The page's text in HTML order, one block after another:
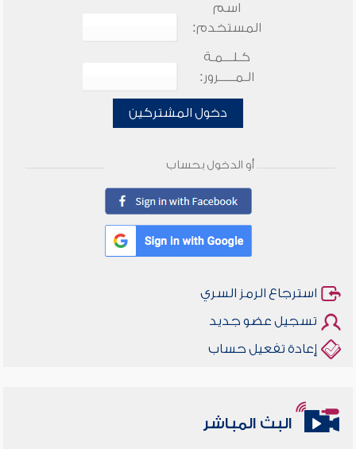
اسم
المستخدم:
كـلـــمـة
الـمـــــرور:
دخول المشتركين
أو الدخول بحساب
استرجاع الرمز السري
تسجيل عضو جديد
إعادة تفعيل حساب
البث المباشر